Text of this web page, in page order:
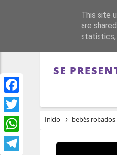
Facebook
Twitter
WhatsApp
SE
Inicio bebés robados
This site
are
statistics,